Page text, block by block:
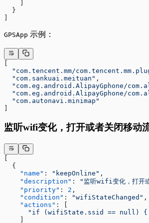
  }
GPSApp 示例：
[
"com.tencent.mm/
  "com.sankuai.meituan"
,
"com.eg.android.AlipayGphone/
"com.eg.android.AlipayGphone/
  "com.autonavi.minimap"
]
监听wifi变化，打开或者关闭移动
  {
    "name"
: "keepOnline" ,
    "description"
: "监听wifi变化，打开
    "priority"
: 2 ,
    "condition"
: "wifiStateChanged" ,
    "actions"
: [
"if (wifiState.ssid == null)